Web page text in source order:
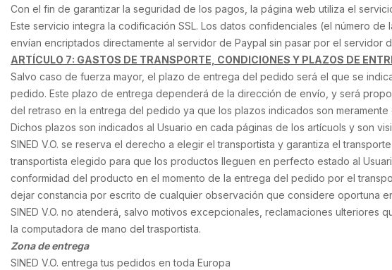
Con el fin de garantizar la seguridad de los pagos, la página web utiliza el
Este servicio integra la codificación SSL. Los datos confidenciales (el número
envían encriptados directamente al servidor de Paypal sin pasar por el servidor
ARTÍCULO 7: GASTOS DE TRANSPORTE, CONDICIONES Y PLAZOS DE
Salvo caso de fuerza mayor, el plazo de entrega del pedido será el que se
pedido. Este plazo de entrega dependerá de la dirección de envío, y será
del retraso en la entrega del pedido ya que los plazos indicados son meramente
Dichos plazos son indicados al Usuario en cada páginas de los artícuols y son
SINED V.O. se reserva el derecho a elegir el transportista y garantiza el
transportista elegido para que los productos lleguen en perfecto estado al
conformidad del producto en el momento de la entrega del pedido por el
dejar constancia por escrito de cualquier observación que considere oportuna
SINED V.O. no atenderá, salvo motivos excepcionales, reclamaciones
la computadora de mano del trasportista.
Zona de entrega
SINED V.O. entrega tus pedidos en toda Europa